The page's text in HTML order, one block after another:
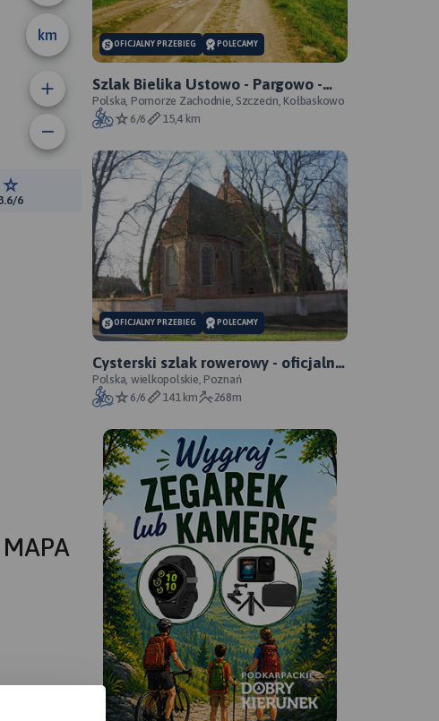
km
pokonanie trasy:
Ocena trasy:
6
OFICJALNY PRZEBIEG POLECAMY
Szlak Bielika Ustowo - Pargowo -
przebieg oficjalny
Polska, Pomorze Zachodnie, Szczecin, Kołbaskowo
6/6
15,4 km
OFICJALNY PRZEBIEG POLECAMY
Cysterski szlak rowerowy - oficjalny
przebieg
Polska, wielkopolskie, Poznań
6/6
141 km 268m